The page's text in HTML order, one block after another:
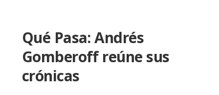
Qué Pasa: Andrés
Gomberoff reúne sus
crónicas